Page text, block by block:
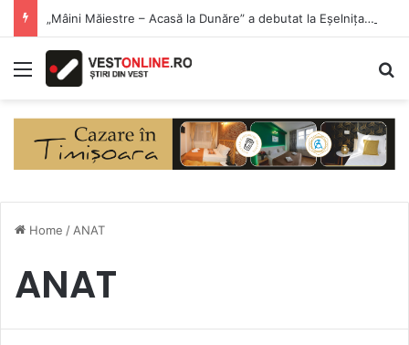
„Mâini Măiestre – Acasă la Dunăre” a debutat la Eșelnița. Meșteri populari și produse artizanale, în inima Clisurii Dunării
Menu
Home / ANAT
ANAT